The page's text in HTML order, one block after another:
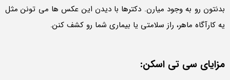
بدنتون رو به وجود میارن. دکترها با دیدن این عکس ها می تونن مثل
یه کارآگاه ماهر، راز سلامتی یا بیماری شما رو کشف کنن.
مزایای سی تی اسکن: